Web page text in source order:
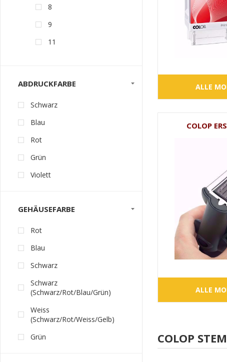
ALLE
COLOP
ALLE
COLOP
8
9
11
ABDRUCKFARBE
Schwarz
Blau
Rot
Grün
Violett
GEHÄUSEFARBE
Rot
Blau
Schwarz
Schwarz
(Schwarz/Rot/Blau/Grün)
Weiss
(Schwarz/Rot/Weiss/Gelb)
Grün